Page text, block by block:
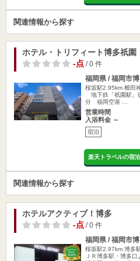
関連情報から探す
ホテル・トリフィート博多祇園
-点/ 0 件
福岡県 / 福岡市
桜坂駅2.95km 櫛田
地下鉄「祇園駅」
分 福岡空港 …
営業時間
入浴料金 ～
宿泊
楽天トラベルの宿
関連情報から探す
ホテルアクティブ！博多
-点/ 0 件
福岡県 / 福岡市
桜坂駅2.97km 博多
ＪＲ博多駅・博多